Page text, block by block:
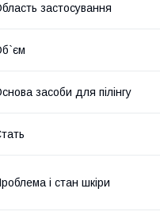
застосування
засоби для пілінгу
і стан шкіри